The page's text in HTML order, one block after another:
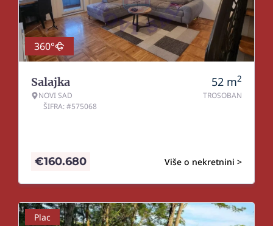
360°
Salajka
NOVI SAD
ŠIFRA: #575068
52 m2
TROSOBAN
Više o nekretnini >
€160.680
Plac